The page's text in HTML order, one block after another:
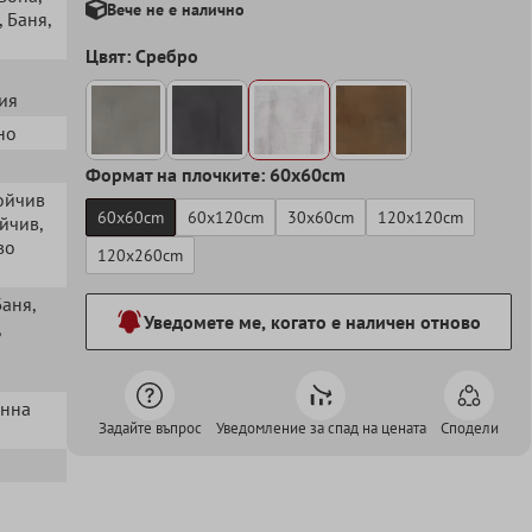
, Баня,
,
,
Вече не е налично
Цвят: Сребро
Формат на плочките: 60x60cm
60x60cm 60x120cm 30x60cm
120x120cm
120x260cm
Уведомете ме, когато е наличен отново
Задайте въпрос Уведомление за спад на цената Сподели